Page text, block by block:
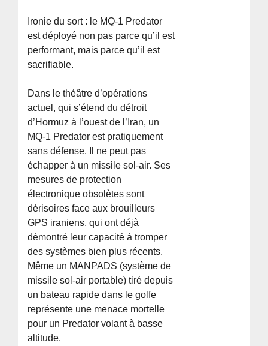
Ironie du sort : le MQ-1 Predator
est déployé non pas parce qu’il est
performant, mais parce qu’il est
sacrifiable.
Dans le théâtre d’opérations
actuel, qui s’étend du détroit
d’Hormuz à l’ouest de l’Iran, un
MQ-1 Predator est pratiquement
sans défense. Il ne peut pas
échapper à un missile sol-air. Ses
mesures de protection
électronique obsolètes sont
dérisoires face aux brouilleurs
GPS iraniens, qui ont déjà
démontré leur capacité à tromper
des systèmes bien plus récents.
Même un MANPADS (système de
missile sol-air portable) tiré depuis
un bateau rapide dans le golfe
représente une menace mortelle
pour un Predator volant à basse
altitude.